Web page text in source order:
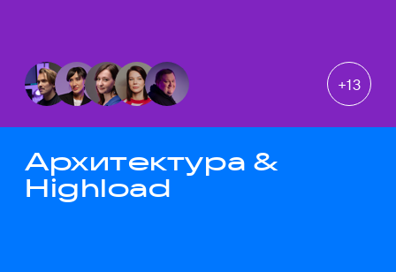
+13
Архитектура &
Highload